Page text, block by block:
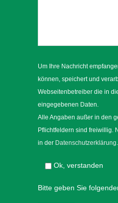
Um Ihre Nachricht
können, speichert und
Webseitenbetreiber die in
eingegebenen Daten.
Alle Angaben außer in den
Pflichtfeldern sind freiwillig.
in der Datenschutzerklärung.
Ok, verstanden
Bitte geben Sie